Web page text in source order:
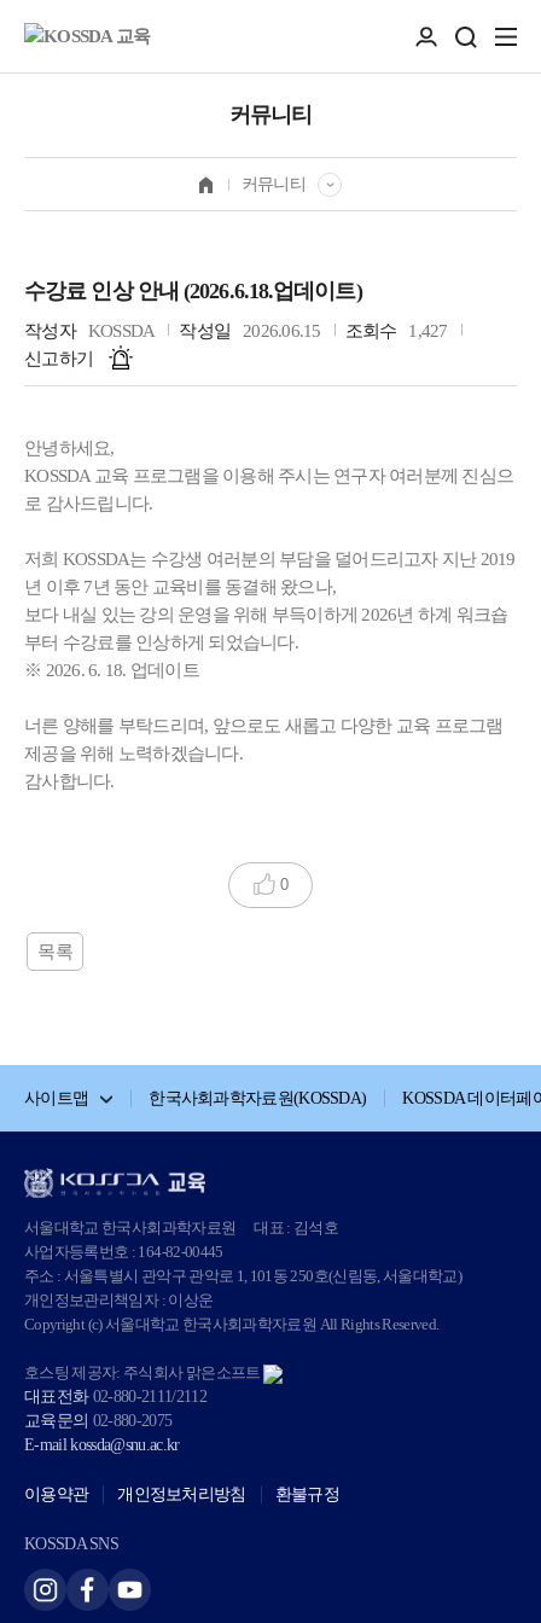
커뮤니티
커뮤니티
수강료 인상 안내 (2026.6.18.업데이트)
작성자 KOSSDA 작성일 2026.06.15 조회수
1,427
신고하기
안녕하세요,
KOSSDA 교육 프로그램을 이용해 주시는 연구자 여러분께 진심으
로 감사드립니다.
저희 KOSSDA는 수강생 여러분의 부담을 덜어드리고자 지난 2019
년 이후 7년 동안 교육비를 동결해 왔으나,
보다 내실 있는 강의 운영을 위해 부득이하게 2026년 하계 워크숍
부터 수강료를 인상하게 되었습니다.
※ 2026. 6. 18. 업데이트
너른 양해를 부탁드리며, 앞으로도 새롭고 다양한 교육 프로그램
제공을 위해 노력하겠습니다.
감사합니다.
0
목록
사이트맵 한국사회과학자료원(KOSSDA) KOSSDA 데이터페
서울대학교 한국사회과학자료원
대표 : 김석호
사업자등록번호 : 164-82-00445
주소 : 서울특별시 관악구 관악로 1, 101동 250호(신림동, 서울대학교)
개인정보관리책임자 : 이상운
Copyright (c) 서울대학교 한국사회과학자료원 All Rights Reserved.
호스팅 제공자: 주식회사 맑은소프트
대표전화02-880-2111/2112
교육문의 02-880-2075
E-mail kossda@snu.ac.kr
이용약관 개인정보처리방침 환불규정
KOSSDA SNS